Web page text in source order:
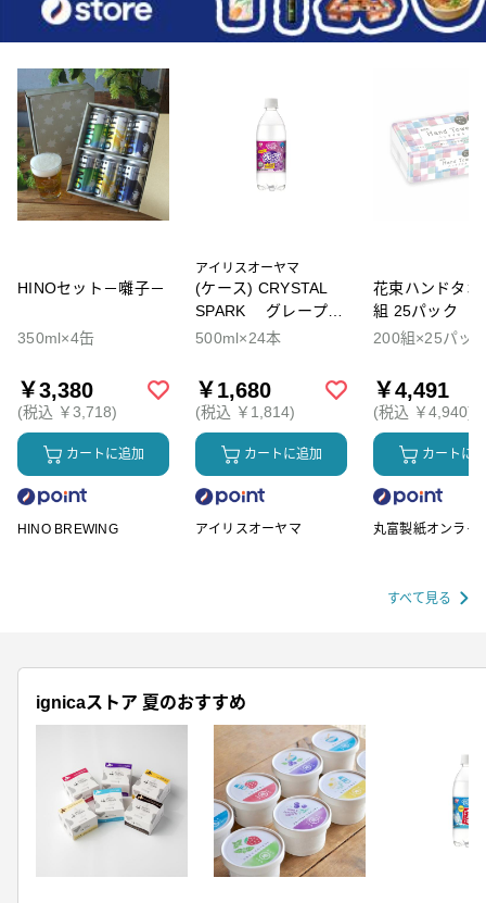
HINOセット－囃子－
350ml×4缶
￥3,380
(税込 ￥3,718)
カートに追加
HINO BREWING
アイリスオーヤマ
(ケース) CRYSTAL
SPARK グレープソ
ーダ
500ml×24本
￥1,680
(税込 ￥1,814)
カートに追加
アイリスオーヤマ
花束ハンドタオ
組 25パック
200組×25パッ
￥4,491
(税込 ￥4,940)
カートに
丸富製紙オンライ
すべて見る
ignicaストア 夏のおすすめ